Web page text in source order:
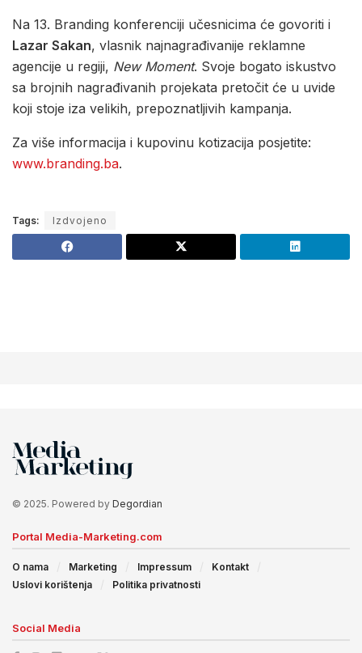
Na 13. Branding konferenciji učesnicima će govoriti i
Lazar Sakan, vlasnik najnagrađivanije reklamne
agencije u regiji, New Moment. Svoje bogato iskustvo
sa brojnih nagrađivanih projekata pretočit će u uvide
koji stoje iza velikih, prepoznatljivih kampanja.
Za više informacija i kupovinu kotizacija posjetite:
www.branding.ba.
Tags: Izdvojeno
© 2025. Powered by Degordian
Portal Media-Marketing.com
O nama Marketing Impressum
Kontakt
Uslovi korištenja
Politika privatnosti
Social Media